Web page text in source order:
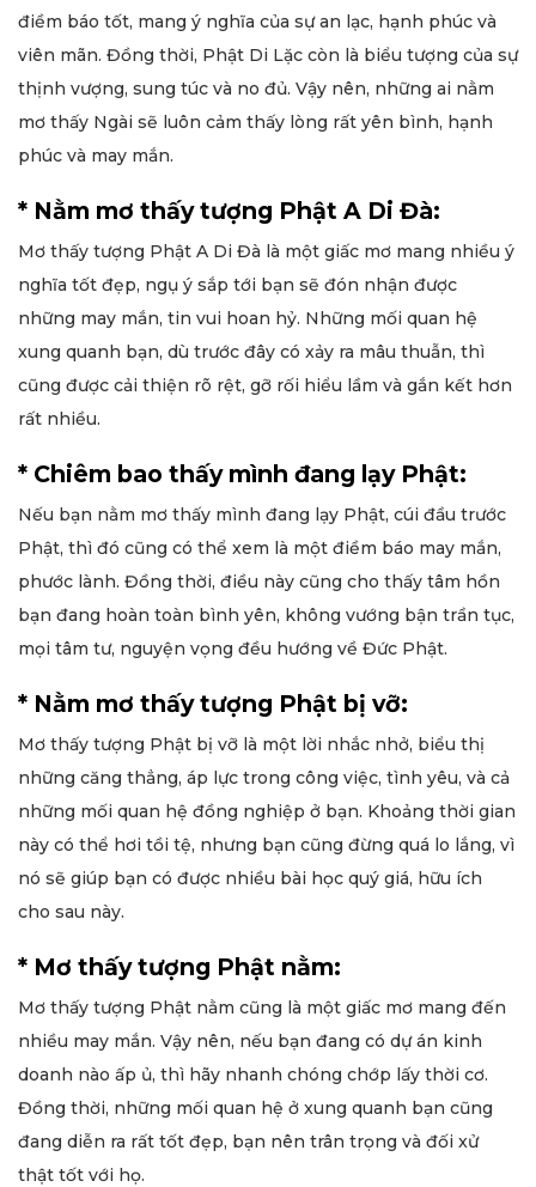
điềm báo tốt, mang ý nghĩa của sự an lạc, hạnh phúc và
viên mãn. Đồng thời, Phật Di Lặc còn là biểu tượng của sự
thịnh vượng, sung túc và no đủ. Vậy nên, những ai nằm
mơ thấy Ngài sẽ luôn cảm thấy lòng rất yên bình, hạnh
phúc và may mắn.
* Nằm mơ thấy tượng Phật A Di Đà:
Mơ thấy tượng Phật A Di Đà là một giấc mơ mang nhiều ý
nghĩa tốt đẹp, ngụ ý sắp tới bạn sẽ đón nhận được
những may mắn, tin vui hoan hỷ. Những mối quan hệ
xung quanh bạn, dù trước đây có xảy ra mâu thuẫn, thì
cũng được cải thiện rõ rệt, gỡ rối hiểu lầm và gắn kết hơn
rất nhiều.
* Chiêm bao thấy mình đang lạy Phật:
Nếu bạn nằm mơ thấy mình đang lạy Phật, cúi đầu trước
Phật, thì đó cũng có thể xem là một điềm báo may mắn,
phước lành. Đồng thời, điều này cũng cho thấy tâm hồn
bạn đang hoàn toàn bình yên, không vướng bận trần tục,
mọi tâm tư, nguyện vọng đều hướng về Đức Phật.
* Nằm mơ thấy tượng Phật bị vỡ:
Mơ thấy tượng Phật bị vỡ là một lời nhắc nhở, biểu thị
những căng thẳng, áp lực trong công việc, tình yêu, và cả
những mối quan hệ đồng nghiệp ở bạn. Khoảng thời gian
này có thể hơi tồi tệ, nhưng bạn cũng đừng quá lo lắng, vì
nó sẽ giúp bạn có được nhiều bài học quý giá, hữu ích
cho sau này.
* Mơ thấy tượng Phật nằm:
Mơ thấy tượng Phật nằm cũng là một giấc mơ mang đến
nhiều may mắn. Vậy nên, nếu bạn đang có dự án kinh
doanh nào ấp ủ, thì hãy nhanh chóng chớp lấy thời cơ.
Đồng thời, những mối quan hệ ở xung quanh bạn cũng
đang diễn ra rất tốt đẹp, bạn nên trân trọng và đối xử
thật tốt với họ.